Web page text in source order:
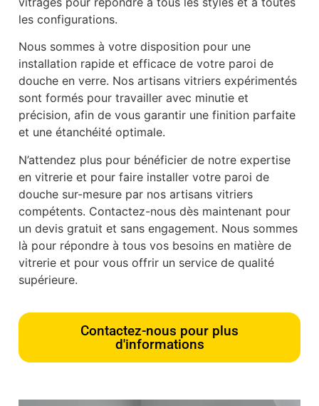
les configurations.
Nous sommes à votre disposition pour une
installation rapide et efficace de votre paroi de
douche en verre. Nos artisans vitriers expérimentés
sont formés pour travailler avec minutie et
précision, afin de vous garantir une finition parfaite
et une étanchéité optimale.
N’attendez plus pour bénéficier de notre expertise
en vitrerie et pour faire installer votre paroi de
douche sur-mesure par nos artisans vitriers
compétents. Contactez-nous dès maintenant pour
un devis gratuit et sans engagement. Nous sommes
là pour répondre à tous vos besoins en matière de
vitrerie et pour vous offrir un service de qualité
supérieure.
Contactez-nous pour plus
d'informations